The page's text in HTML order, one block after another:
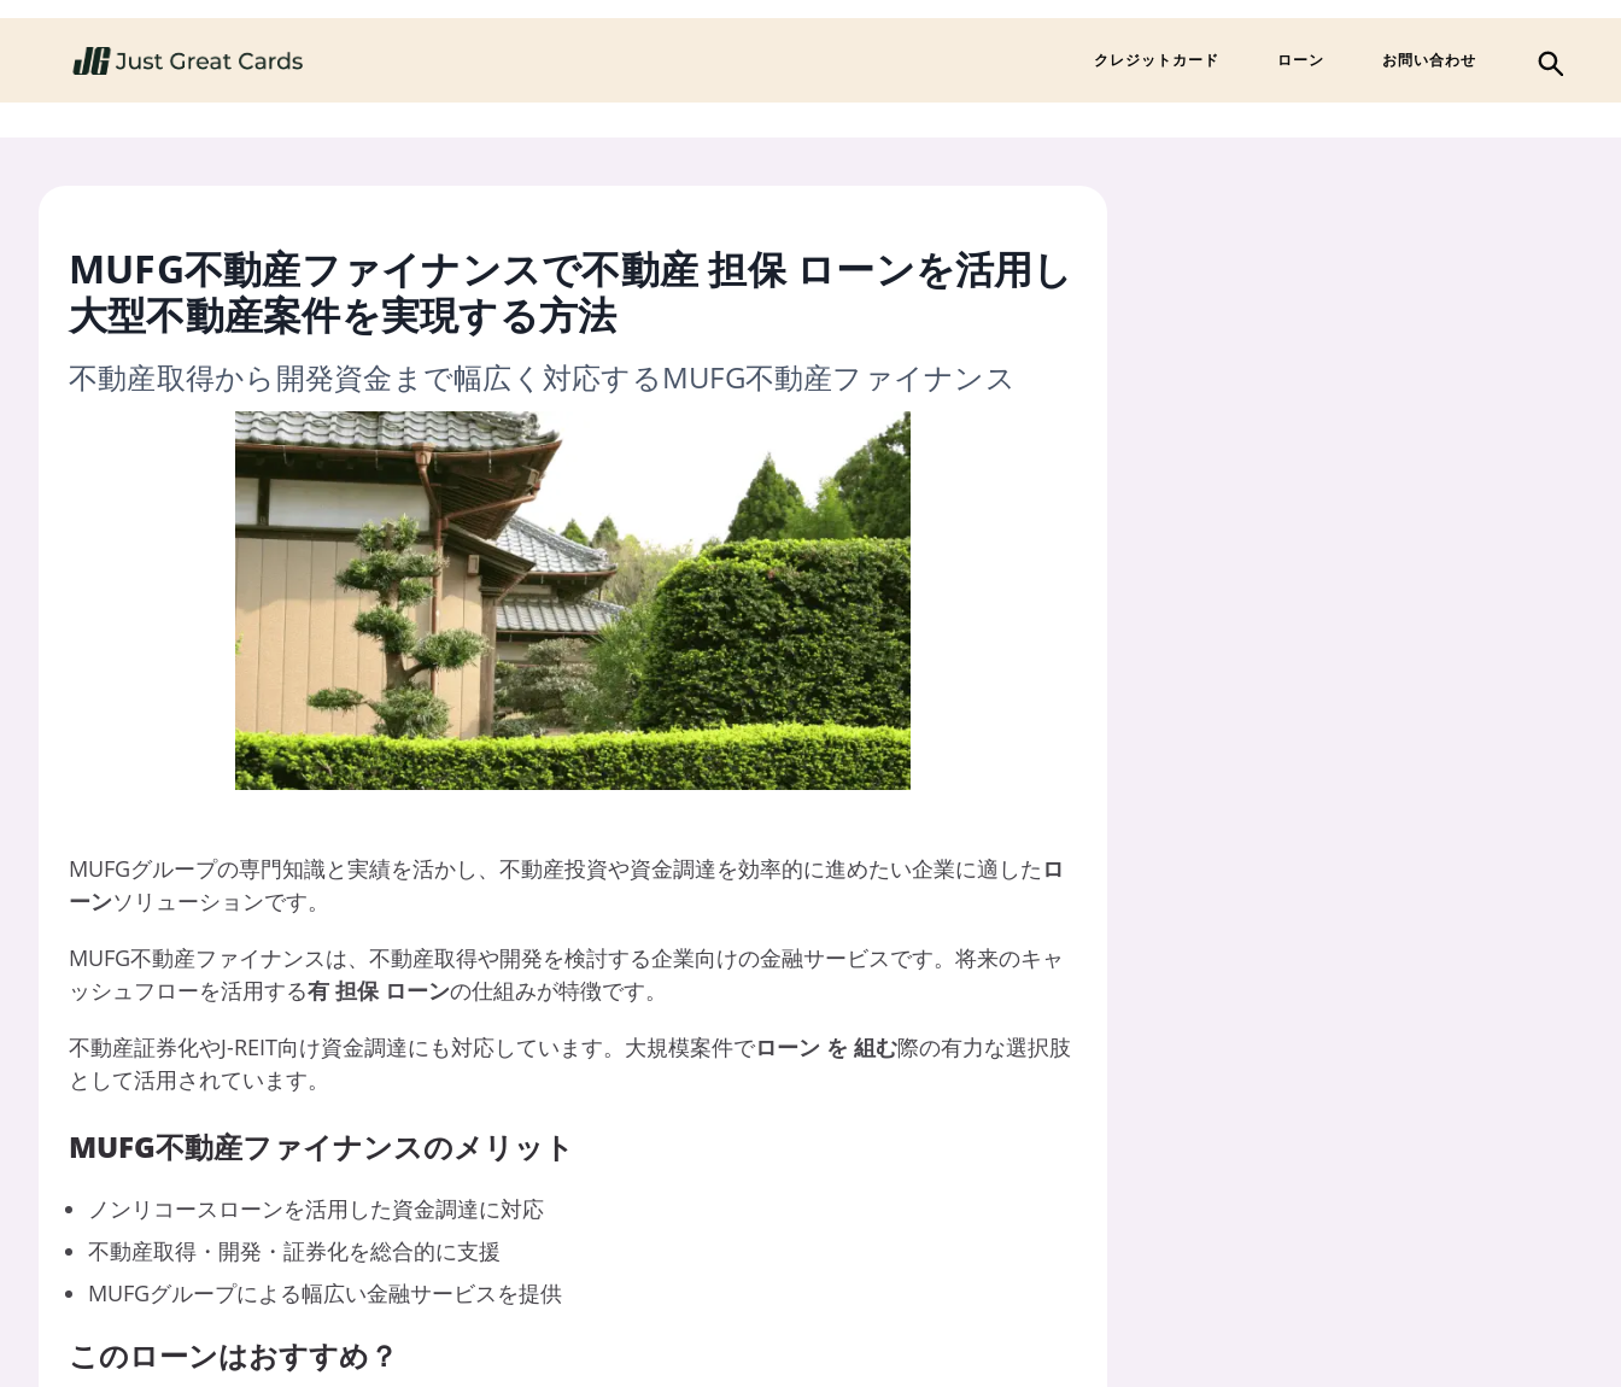
クレジットカード ローン お問い合わせ
MUFG不動産ファイナンスで不動産 担保 ローンを活用し
大型不動産案件を実現する方法
不動産取得から開発資金まで幅広く対応するMUFG不動産ファイナンス
MUFGグループの専門知識と実績を活かし、不動産投資や資金調達を効率的に進めたい企業に適した ロ
ーンソリューションです。
MUFG不動産ファイナンスは、不動産取得や開発を検討する企業向けの金融サービスです。将来のキャ
ッシュフローを活用する有 担保 ローンの仕組みが特徴です。
不動産証券化やJ-REIT向け資金調達にも対応しています。大規模案件でローン を 組む際の有力な選択肢
として活用されています。
MUFG不動産ファイナンスのメリット
ノンリコースローンを活用した資金調達に対応
不動産取得・開発・証券化を総合的に支援
MUFGグループによる幅広い金融サービスを提供
このローンはおすすめ？